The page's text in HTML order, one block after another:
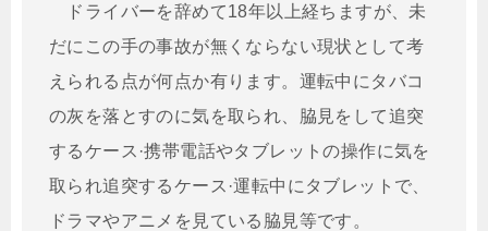
ドライバーを辞めて18年以上経ちますが、未
だにこの手の事故が無くならない現状として考
えられる点が何点か有ります。運転中にタバコ
の灰を落とすのに気を取られ、脇見をして追突
するケース·携帯電話やタブレットの操作に気を
取られ追突するケース·運転中にタブレットで、
ドラマやアニメを見ている脇見等です。